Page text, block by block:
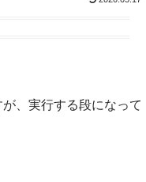
、実行する段になって